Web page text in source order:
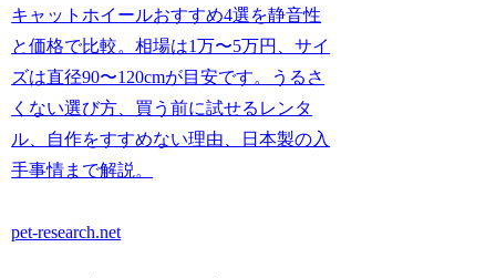
キャットホイールおすすめ4選を静音性
と価格で比較。相場は1万〜5万円、サイ
ズは直径90〜120cmが目安です。うるさ
くない選び方、買う前に試せるレンタ
ル、自作をすすめない理由、日本製の入
手事情まで解説。
pet-research.net